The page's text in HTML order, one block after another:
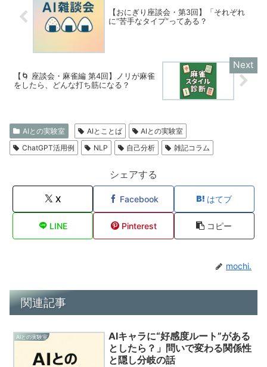
【おにぎり座談会・第3回】「それぞれ
に“苦手なタイプ”ってある？
【🌀 座談会・麻雀編 第4回】ノリが麻雀
をしたら、どんな打ち筋になる？
AIとの実験室 AIとことば
AIとの実験室
ChatGPT活用例
NLP 自己分析 雑記コラム
シェアする
X Facebook はてブ
LINE Pinterest コピー
mochi.
関連記事
AIとの実験室
AIキャラに“好感度ルート”がある
としたら？」問いで変わる関係性
と隠し分岐の話